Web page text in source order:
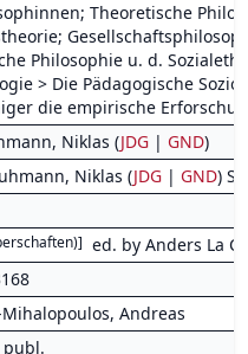
Theoretische
Philosophie u. d.
> Die Pädagogische
die empirische
Niklas (JDG | GND)
Niklas (JDG | GND)
] ed. by Anders La
Andreas
publ.